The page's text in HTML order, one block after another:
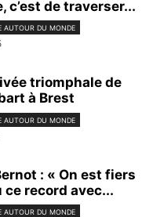
c’est de traverser...
AUTOUR DU MONDE
triomphale de
à Brest
AUTOUR DU MONDE
: « On est fiers
ce record avec...
AUTOUR DU MONDE